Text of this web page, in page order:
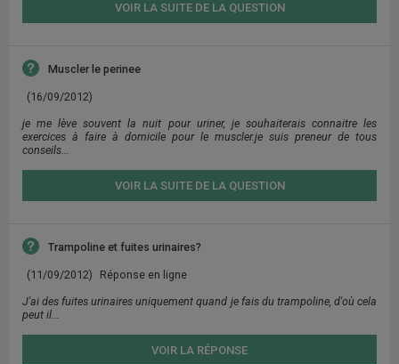
VOIR LA SUITE DE LA QUESTION
Muscler le perinee
(16/09/2012)
je me lève souvent la nuit pour uriner, je souhaiterais connaitre les
exercices à faire à domicile pour le muscler.je suis preneur de tous
conseils...
VOIR LA SUITE DE LA QUESTION
Trampoline et fuites urinaires?
(11/09/2012)
Réponse en ligne
J'ai des fuites urinaires uniquement quand je fais du trampoline, d'où cela
peut il...
VOIR LA RÉPONSE